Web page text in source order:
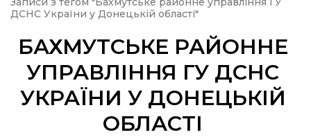
новини
ДСНС України у Донецькій області"
БАХМУТСЬКЕ РАЙОННЕ
УПРАВЛІННЯ ГУ ДСНС
УКРАЇНИ У ДОНЕЦЬКІЙ
ОБЛАСТІ